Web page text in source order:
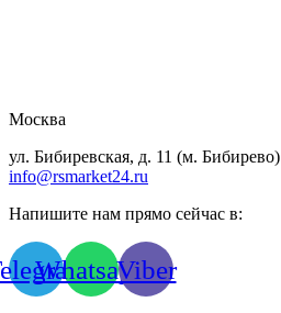
Москва
ул. Бибиревская, д. 11 (м. Бибирево)
info@rsmarket24.ru
Напишите нам прямо сейчас в:
WhatsappViber